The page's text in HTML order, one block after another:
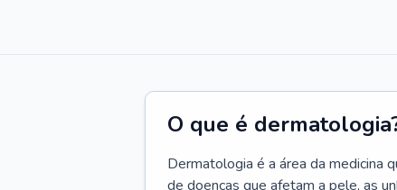
O que é
Dermatologia é a área da medicina
de doenças que afetam a pele, as